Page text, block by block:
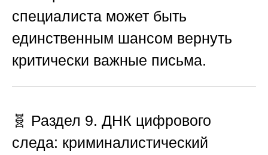
специалиста может быть
единственным шансом вернуть
критически важные письма.
🧬 Раздел 9. ДНК цифрового
следа: криминалистический